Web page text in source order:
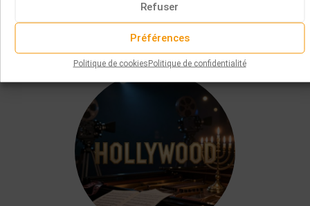
Refuser
Préférences
Politique de cookiesPolitique de confidentialité
l’accordéoniste Gianluca Casadei, restitue plus d’une
quinzaine de mélodies yiddish et…
LIRE LA SUITE